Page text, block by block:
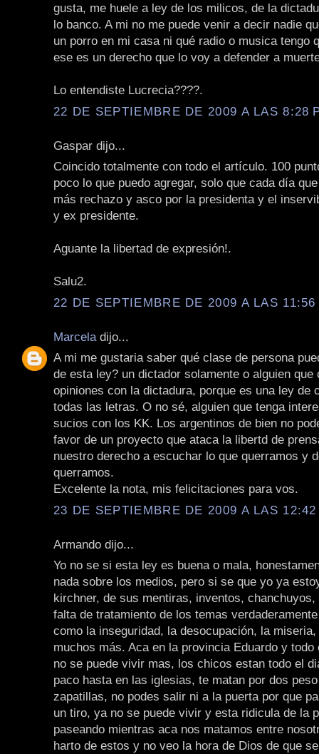
gusta, me huele a ley de los milicos, de la
lo banco. A mi no me puede venir a decir nadie
un porro en mi casa ni qué radio o musica tengo
ese es un derecho que lo voy a defender a
Lo entendiste Lucrecia????.
22 DE SEPTIEMBRE DE 2009 A LAS 8:28
Gaspar dijo...
Coincido totalmente con todo el artículo. 100
poco lo que puedo agregar, solo que cada día
más rechazo y asco por la presidenta y el
y ex presidente.
Aguante la libertad de expresión!.
Salu2.
22 DE SEPTIEMBRE DE 2009 A LAS 11:56
Marcela dijo...
A mi me gustaria saber qué clase de persona
de esta ley? un dictador solamente o alguien que
opiniones con la dictadura, porque es una ley de
todas las letras. O no sé, alguien que tenga
sucios con los KK. Los argentinos de bien no
favor de un proyecto que ataca la libertd de
nuestro derecho a escuchar lo que querramos y
querramos.
Excelente la nota, mis felicitaciones para vos.
23 DE SEPTIEMBRE DE 2009 A LAS 12:42
Armando dijo...
Yo no se si esta ley es buena o mala,
nada sobre los medios, pero si se que yo ya
kirchner, de sus mentiras, inventos,
falta de tratamiento de los temas
como la inseguridad, la desocupación, la
muchos más. Aca en la provincia Eduardo y todo
no se puede vivir mas, los chicos estan todo el
paco hasta en las iglesias, te matan por dos
zapatillas, no podes salir ni a la puerta por que
un tiro, ya no se puede vivir y esta ridicula de la
paseando mientras aca nos matamos entre
harto de estos y no veo la hora de Dios de que